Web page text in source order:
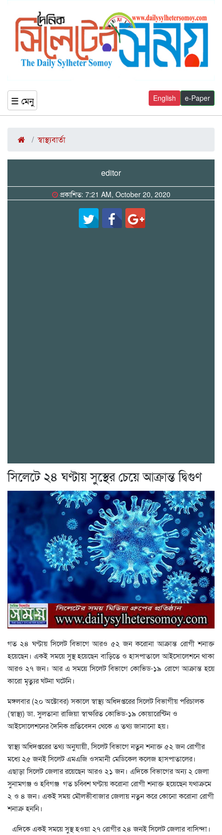
☰ মেনু e-Paper
English
স্বাস্থ্যবার্তা
editor
প্রকাশিত: 7:21 AM, October 20, 2020
সিলেটে ২৪ ঘণ্টায় সুস্থের চেয়ে আক্রান্ত দ্বিগুণ
গত ২৪ ঘণ্টায় সিলেট বিভাগে আরও ৫২ জন করোনা আক্রান্ত রোগী শনাক্ত
হয়েছেন। একই সময়ে সুস্থ হয়েছেন বাড়িতে ও হাসপাতালে আইসোলেশনে থাকা
আরও ২৭ জন। আর এ সময়ে সিলেট বিভাগে কোভিড-১৯ রোগে আক্রান্ত হয়ে
কারো মৃত্যুর ঘটনা ঘটেনি।
মঙ্গলবার (২০ অক্টোবর) সকালে স্বাস্থ্য অধিদপ্তরের সিলেট বিভাগীয় পরিচালক
(স্বাস্থ্য) ডা. সুলতানা রাজিয়া স্বাক্ষরিত কোভিড-১৯ কোয়ারেন্টিন ও
আইসোলেশনের দৈনিক প্রতিবেদন থেকে এ তথ্য জানানো হয়।
স্বাস্থ্য অধিদপ্তরের তথ্য অনুযায়ী, সিলেট বিভাগে নতুন শনাক্ত ৫২ জন রোগীর
মধ্যে ২৫ জনই সিলেট এমএজি ওসমানী মেডিকেল কলেজ হাসপাতালের।
এছাড়া সিলেট জেলার রয়েছেন আরও ২১ জন। এদিকে বিভাগের অন্য ২ জেলা
সুনামগঞ্জ ও হবিগঞ্জ গত চব্বিশ ঘণ্টায় করোনা রোগী শনাক্ত হয়েছেন যথাক্রমে
২ ও ৪ জন। একই সময় মৌলভীবাজার জেলায় নতুন করে কোনো করোনা রোগী
শনাক্র হননি।
এদিকে একই সময়ে সুস্থ হওয়া ২৭ রোগীর ২৪ জনই সিলেট জেলার বাসিন্দা।